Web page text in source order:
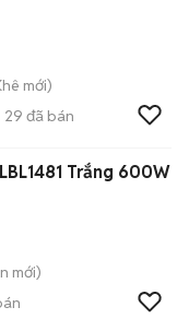
mới)
29 đã bán
Trắng 600W
mới)